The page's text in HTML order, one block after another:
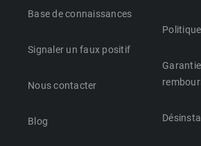
Base de connaissances
Signaler un faux positif
Nous contacter
Blog